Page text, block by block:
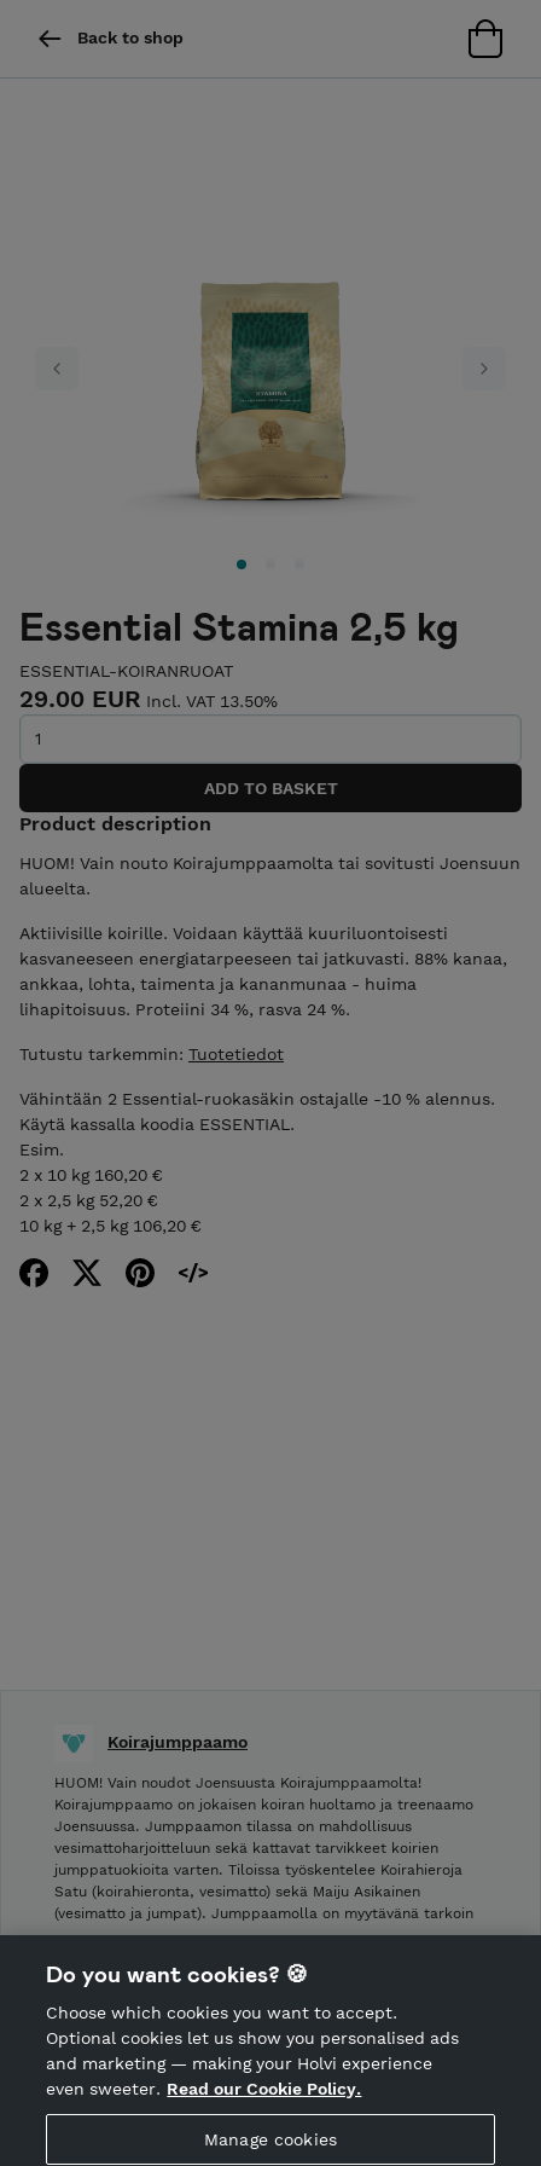
Back to shop
Previous Next
Essential Stamina 2,5 kg
ESSENTIAL-KOIRANRUOAT
29.00 EUR Incl. VAT 13.50%
Product description
HUOM! Vain nouto Koirajumppaamolta tai sovitusti Joensuun
alueelta.
Aktiivisille koirille. Voidaan käyttää kuuriluontoisesti
kasvaneeseen energiatarpeeseen tai jatkuvasti. 88% kanaa,
ankkaa, lohta, taimenta ja kananmunaa - huima
lihapitoisuus. Proteiini 34 %, rasva 24 %.
Tutustu tarkemmin: Tuotetiedot
Vähintään 2 Essential-ruokasäkin ostajalle -10 % alennus.
Käytä kassalla koodia ESSENTIAL.
Esim.
2 x 10 kg 160,20 €
2 x 2,5 kg 52,20 €
10 kg + 2,5 kg 106,20 €
Hosted by Holvi
Holvi Payment Services Ltd is regulated by the Financial
Koirajumppaamo
HUOM! Vain noudot Joensuusta Koirajumppaamolta!
Koirajumppaamo on jokaisen koiran huoltamo ja treenaamo
Joensuussa. Jumppaamon tilassa on mahdollisuus
vesimattoharjoitteluun sekä kattavat tarvikkeet koirien
jumppatuokioita varten. Tiloissa työskentelee Koirahieroja
Satu (koirahieronta, vesimatto) sekä Maiju Asikainen
(vesimatto ja jumpat). Jumppaamolla on myytävänä tarkoin
…
Shop Terms and Conditions
CANCEL ORDER
Do you want cookies? 🍪
Choose which cookies you want to accept.
Optional cookies let us show you personalised ads
and marketing — making your Holvi experience
even sweeter. Read our Cookie Policy.
Manage cookies